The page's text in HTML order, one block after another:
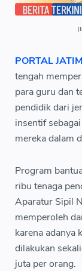
PORTAL
tengah
para guru dan
pendidik dari
insentif
mereka dalam
Program
ribu tenaga
Aparatur Sipil
memperoleh
karena adanya
dilakukan
juta per orang.